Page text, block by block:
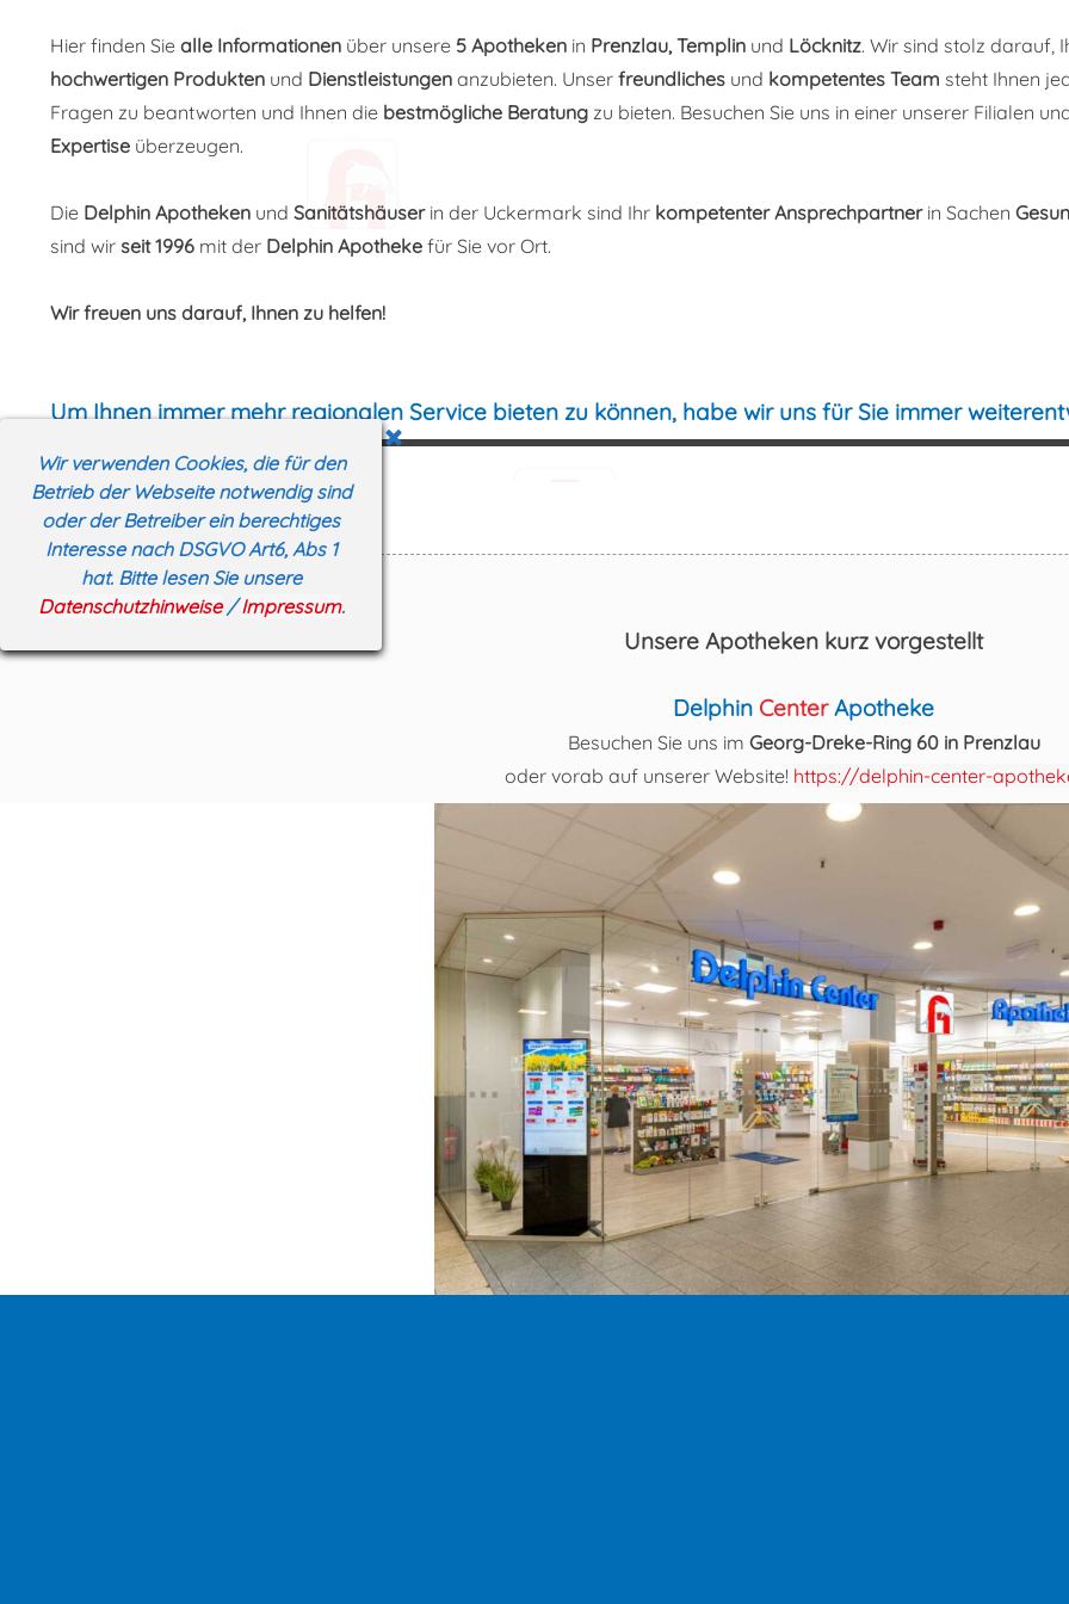
Wir verwenden Cookies, die für den
Betrieb der Webseite notwendig sind
oder der Betreiber ein berechtiges
Interesse nach DSGVO Art6, Abs 1
hat. Bitte lesen Sie unsere
Datenschutzhinweise/Impressum.
Hier finden Siealle Informationen über unsere 5 Apotheken in Prenzlau,Templin und Löcknitz. Wir sind stolz darauf,
hochwertigen Produkten und Dienstleistungen anzubieten. Unserfreundliches und kompetentes Team steht Ihnen
Fragen zu beantworten und Ihnen die bestmögliche Beratung zu bieten. Besuchen Sie uns in einer unserer Filialen
Expertise überzeugen.
Die Delphin Apotheken und Sanitätshäuser in der Uckermark sind Ihr kompetenter Ansprechpartner in Sachen
sind wir seit 1996 mit der Delphin Apotheke für Sie vor Ort.
Wir freuen uns darauf, Ihnen zu helfen!
Um Ihnen immer mehr regionalen Service bieten zu können, habe wir uns für Sie immer
Unsere Apotheken kurz vorgestellt
Delphin Center Apotheke
Besuchen Sie uns im Georg-Dreke-Ring 60in Prenzlau
oder vorab auf unserer Website! https://delphin-center-